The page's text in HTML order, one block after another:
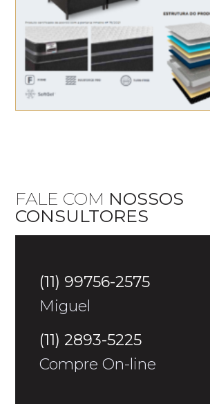
FALE COM NOSSOS
CONSULTORES
(11) 99756-2575
Miguel
(11) 2893-5225
Compre On-line